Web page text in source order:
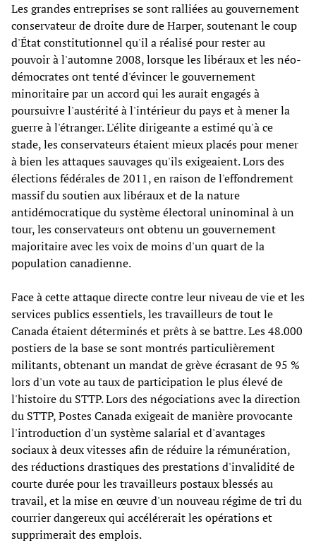
Les grandes entreprises se sont ralliées au gouvernement
conservateur de droite dure de Harper, soutenant le coup
d'État constitutionnel qu'il a réalisé pour rester au
pouvoir à l'automne 2008, lorsque les libéraux et les néo-
démocrates ont tenté d'évincer le gouvernement
minoritaire par un accord qui les aurait engagés à
poursuivre l'austérité à l'intérieur du pays et à mener la
guerre à l'étranger. L'élite dirigeante a estimé qu'à ce
stade, les conservateurs étaient mieux placés pour mener
à bien les attaques sauvages qu'ils exigeaient. Lors des
élections fédérales de 2011, en raison de l'effondrement
massif du soutien aux libéraux et de la nature
antidémocratique du système électoral uninominal à un
tour, les conservateurs ont obtenu un gouvernement
majoritaire avec les voix de moins d'un quart de la
population canadienne.
Face à cette attaque directe contre leur niveau de vie et les
services publics essentiels, les travailleurs de tout le
Canada étaient déterminés et prêts à se battre. Les 48.000
postiers de la base se sont montrés particulièrement
militants, obtenant un mandat de grève écrasant de 95 %
lors d'un vote au taux de participation le plus élevé de
l'histoire du STTP. Lors des négociations avec la direction
du STTP, Postes Canada exigeait de manière provocante
l'introduction d'un système salarial et d'avantages
sociaux à deux vitesses afin de réduire la rémunération,
des réductions drastiques des prestations d'invalidité de
courte durée pour les travailleurs postaux blessés au
travail, et la mise en œuvre d'un nouveau régime de tri du
courrier dangereux qui accélérerait les opérations et
supprimerait des emplois.